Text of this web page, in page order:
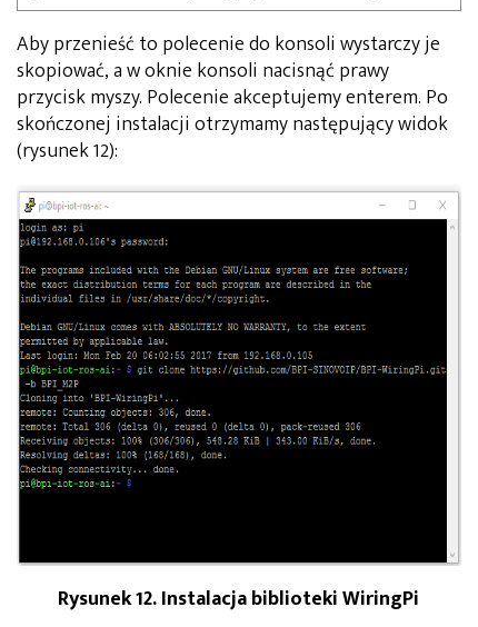
Aby przenieść to polecenie do konsoli wystarczy je
skopiować, a w oknie konsoli nacisnąć prawy
przycisk myszy. Polecenie akceptujemy enterem. Po
skończonej instalacji otrzymamy następujący widok
(rysunek 12):
Rysunek 12. Instalacja biblioteki WiringPi